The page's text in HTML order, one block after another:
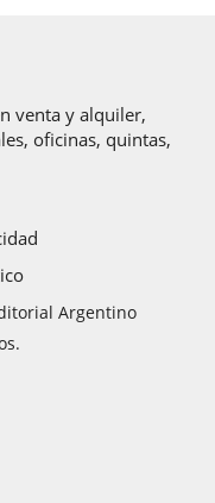
venta y alquiler,
oficinas, quintas,
Argentino